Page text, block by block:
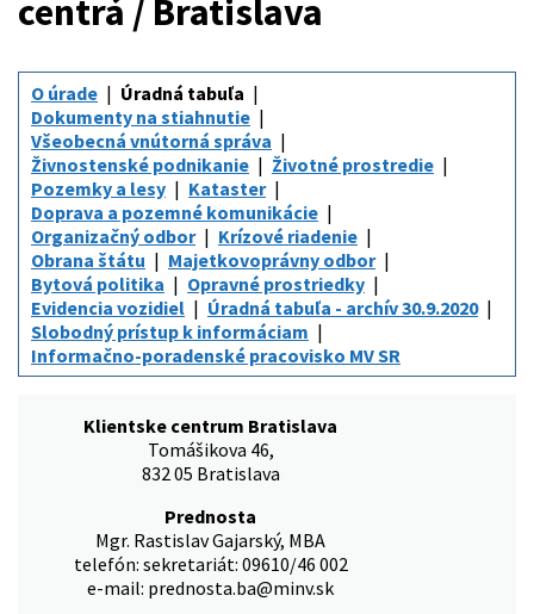
centrá / Bratislava
O úrade
Úradná tabuľa
Dokumenty na stiahnutie
Všeobecná vnútorná správa
Živnostenské podnikanie
Životné prostredie
Pozemky a lesy
Kataster
Doprava a pozemné komunikácie
Organizačný odbor
Krízové riadenie
Obrana štátu
Majetkovoprávny odbor
Bytová politika
Opravné prostriedky
Evidencia vozidiel
Úradná tabuľa - archív 30.9.2020
Slobodný prístup k informáciam
Informačno-poradenské pracovisko MV SR
Klientske centrum Bratislava
Tomášikova 46,
832 05 Bratislava
Prednosta
Mgr. Rastislav Gajarský, MBA
telefón: sekretariát: 09610/46 002
e-mail: prednosta.ba@minv.sk